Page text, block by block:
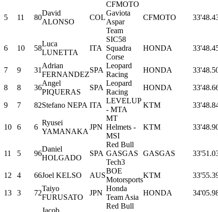
5 11 80
David
ALONSO
COL
CFMOTO
Gaviota
Aspar
Team
CFMOTO
6 10 58
Luca
LUNETTA
ITA
SIC58
Squadra
Corse
HONDA
7 9 31
Adrian
FERNANDEZ
SPA
Leopard
Racing
HONDA
8 8 36
Angel
PIQUERAS
SPA
Leopard
Racing
HONDA
9 7 82Stefano NEPA ITA
LEVELUP
- MTA
KTM
10 6 6
Ryusei
YAMANAKA
JPN
MT
Helmets -
MSI
KTM
11 5 96
Daniel
HOLGADO
SPA
Red Bull
GASGAS
Tech3
GASGAS
12 4 66Joel KELSO AUS
BOE
Motorsports
KTM
13 3 72
Taiyo
FURUSATO
JPN
Honda
Team Asia
HONDA
Jacob
Red Bull